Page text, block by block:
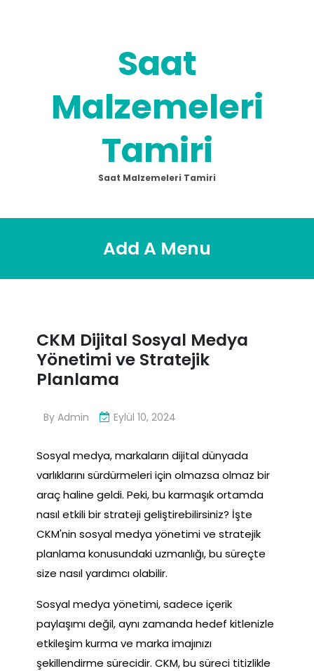
Saat
Malzemeleri
Tamiri
Saat Malzemeleri Tamiri
Add A Menu
CKM Dijital Sosyal Medya
Yönetimi ve Stratejik
Planlama
By Admin Eylül 10, 2024
Sosyal medya, markaların dijital dünyada
varlıklarını sürdürmeleri için olmazsa olmaz bir
araç haline geldi. Peki, bu karmaşık ortamda
nasıl etkili bir strateji geliştirebilirsiniz? İşte
CKM'nin sosyal medya yönetimi ve stratejik
planlama konusundaki uzmanlığı, bu süreçte
size nasıl yardımcı olabilir.
Sosyal medya yönetimi, sadece içerik
paylaşımı değil, aynı zamanda hedef kitlenizle
etkileşim kurma ve marka imajınızı
şekillendirme sürecidir. CKM, bu süreci titizlikle